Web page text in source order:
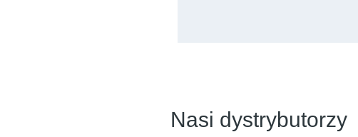
Nasi dystrybutorzy